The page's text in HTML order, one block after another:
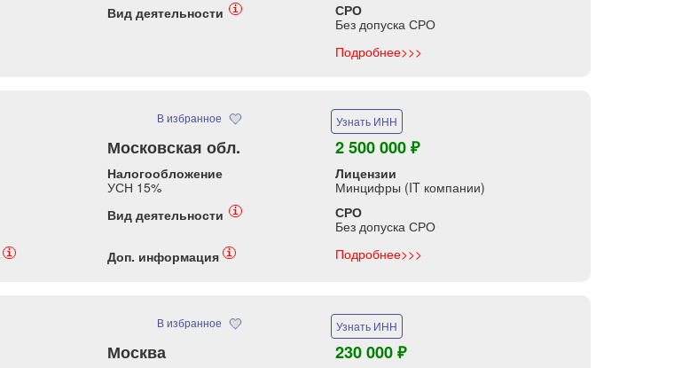
Вид деятельности i
СРО
Без допуска СРО
Подробнее>>>
В избранное Узнать ИНН
Московская обл. 2 500 000 ₽
Налогообложение
УСН 15%
Лицензии
Минцифры (IT компании)
Вид деятельности i
СРО
Без допуска СРО
i Доп. информация i Подробнее>>>
В избранное Узнать ИНН
Москва 230 000 ₽